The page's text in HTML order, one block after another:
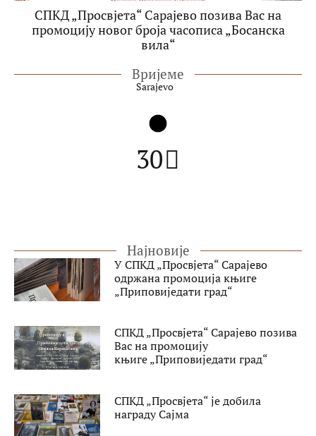
СПКД „Просвјета“ Сарајево позива Вас на
промоцију новог броја часописа „Босанска
вила“
Вријеме
Sarajevo
30
Најновије
У СПКД „Просвјета“ Сарајево
одржана промоција књиге
„Приповиједати град“
СПКД „Просвјета“ Сарајево позива
Вас на промоцију
књиге „Приповиједати град“
СПКД „Просвјета“ је добила
награду Сајма